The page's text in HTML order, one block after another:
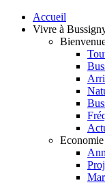
Accueil
Vivre à